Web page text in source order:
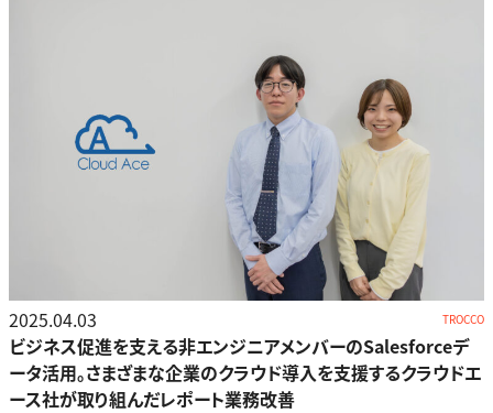
援するクラウドエース社が取り組んだレポート業務改善
2025.04.03 TROCCO
ビジネス促進を支える非エンジニアメンバーのSalesforceデ
ータ活用。さまざまな企業のクラウド導入を支援するクラウドエ
ース社が取り組んだレポート業務改善